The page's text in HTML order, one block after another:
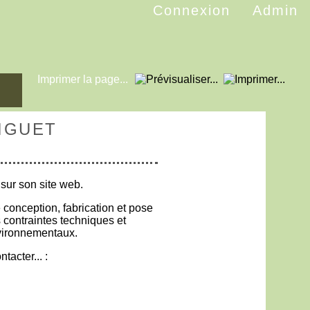
Admin
Connexion
Imprimer la page...
son site web.
fabrication et pose
techniques et
: